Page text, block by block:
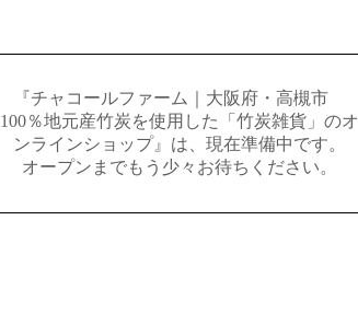
『チャコールファーム｜大阪府・高槻市
100％地元産竹炭を使用した「竹炭雑貨」のオ
ンラインショップ』は、現在準備中です。
オープンまでもう少々お待ちください。